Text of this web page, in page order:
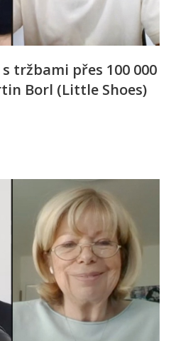
tržbami přes 100 000
Borl (Little Shoes)